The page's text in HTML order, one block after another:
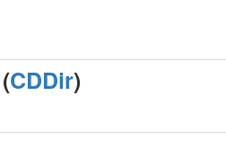
CDDir)